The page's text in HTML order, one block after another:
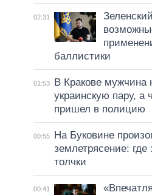
02:31
баллистики
01:53
В Кракове мужчина
украинскую пару, а
пришел в полицию
00:55
На Буковине
землетрясение:
толчки
00:41